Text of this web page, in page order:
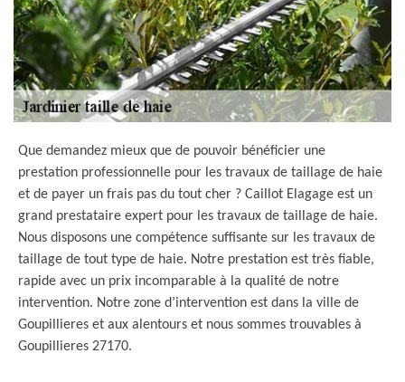
Que demandez mieux que de pouvoir bénéficier une
prestation professionnelle pour les travaux de taillage de haie
et de payer un frais pas du tout cher ? Caillot Elagage est un
grand prestataire expert pour les travaux de taillage de haie.
Nous disposons une compétence suffisante sur les travaux de
taillage de tout type de haie. Notre prestation est très fiable,
rapide avec un prix incomparable à la qualité de notre
intervention. Notre zone d’intervention est dans la ville de
Goupillieres et aux alentours et nous sommes trouvables à
Goupillieres 27170.